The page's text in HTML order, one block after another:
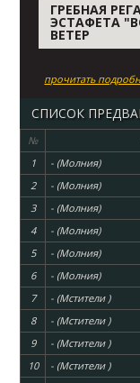
ГРЕБНАЯ
ЭСТАФЕТА
ВЕТЕР
прочитать
СПИСОК
№
1
- (Молния)
2
- (Молния)
3
- (Молния)
4
- (Молния)
5
- (Молния)
6
- (Молния)
7
- (Мстители )
8
- (Мстители )
9
- (Мстители )
10
- (Мстители )